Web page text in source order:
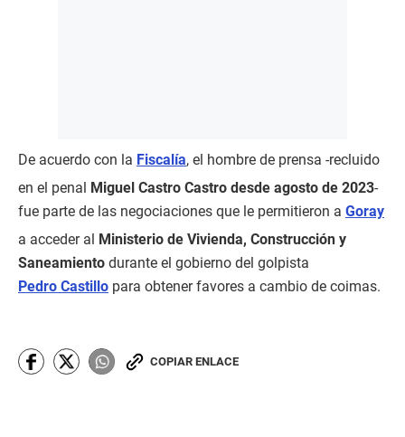
De acuerdo con la Fiscalía, el hombre de prensa -recluido
en el penal
Miguel Castro Castro desde agosto de 2023-
fue parte de las negociaciones que le permitieron a Goray
a acceder al
Ministerio de Vivienda, Construcción y
Saneamiento durante el gobierno del golpista
Pedro Castillo para obtener favores a cambio de coimas.
COPIAR ENLACE